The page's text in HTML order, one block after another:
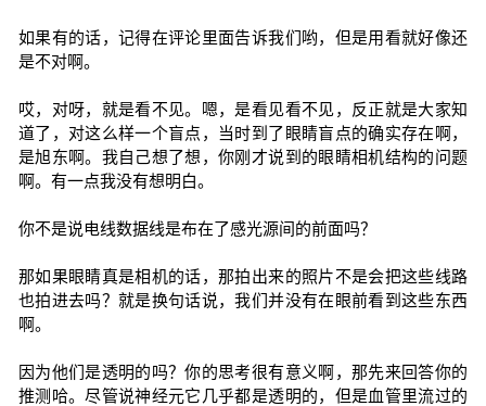
如果有的话，记得在评论里面告诉我们哟，但是用看就好像还
是不对啊。
哎，对呀，就是看不见。嗯，是看见看不见，反正就是大家知
道了，对这么样一个盲点，当时到了眼睛盲点的确实存在啊，
是旭东啊。我自己想了想，你刚才说到的眼睛相机结构的问题
啊。有一点我没有想明白。
你不是说电线数据线是布在了感光源间的前面吗？
那如果眼睛真是相机的话，那拍出来的照片不是会把这些线路
也拍进去吗？就是换句话说，我们并没有在眼前看到这些东西
啊。
因为他们是透明的吗？你的思考很有意义啊，那先来回答你的
推测哈。尽管说神经元它几乎都是透明的，但是血管里流过的